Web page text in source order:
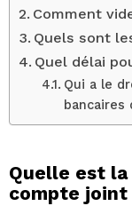
Comment
Quels sont
Quel délai
Qui a le
bancaires
Quelle est
compte joint